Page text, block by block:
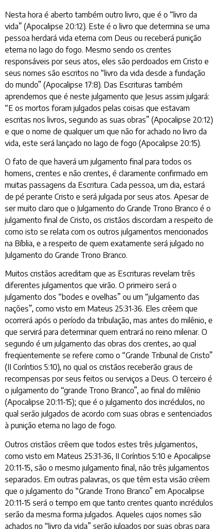
Nesta hora é aberto também outro livro, que é o “livro da
vida” (Apocalipse 20:12). Este é o livro que determina se uma
pessoa herdará vida eterna com Deus ou receberá punição
eterna no lago do fogo. Mesmo sendo os crentes
responsáveis por seus atos, eles são perdoados em Cristo e
seus nomes são escritos no “livro da vida desde a fundação
do mundo” (Apocalipse 17:8). Das Escrituras também
aprendemos que é neste julgamento que Jesus assim julgará:
“E os mortos foram julgados pelas coisas que estavam
escritas nos livros, segundo as suas obras” (Apocalipse 20:12)
e que o nome de qualquer um que não for achado no livro da
vida, este será lançado no lago de fogo (Apocalipse 20:15).
O fato de que haverá um julgamento final para todos os
homens, crentes e não crentes, é claramente confirmado em
muitas passagens da Escritura. Cada pessoa, um dia, estará
de pé perante Cristo e será julgada por seus atos. Apesar de
ser muito claro que o Julgamento do Grande Trono Branco é o
julgamento final de Cristo, os cristãos discordam a respeito de
como isto se relata com os outros julgamentos mencionados
na Bíblia, e a respeito de quem exatamente será julgado no
Julgamento do Grande Trono Branco.
Muitos cristãos acreditam que as Escrituras revelam três
diferentes julgamentos que virão. O primeiro será o
julgamento dos “bodes e ovelhas” ou um “julgamento das
nações”, como visto em Mateus 25:31-36. Eles crêem que
ocorrerá após o período da tribulação, mas antes do milênio, e
que servirá para determinar quem entrará no reino milenar. O
segundo é um julgamento das obras dos crentes, ao qual
freqüentemente se refere como o “Grande Tribunal de Cristo”
(II Coríntios 5:10), no qual os cristãos receberão graus de
recompensas por seus feitos ou serviços a Deus. O terceiro é
o julgamento do “grande Trono Branco”, ao final do milênio
(Apocalipse 20:11-15); que é o julgamento dos incrédulos, no
qual serão julgados de acordo com suas obras e sentenciados
à punição eterna no lago de fogo.
Outros cristãos crêem que todos estes três julgamentos,
como visto em Mateus 25:31-36, II Coríntios 5:10 e Apocalipse
20:11-15, são o mesmo julgamento final, não três julgamentos
separados. Em outras palavras, os que têm esta visão crêem
que o julgamento do “Grande Trono Branco” em Apocalipse
20:11-15 será o tempo em que tanto crentes quanto incrédulos
serão da mesma forma julgados. Aqueles cujos nomes são
achados no “livro da vida” serão julgados por suas obras para